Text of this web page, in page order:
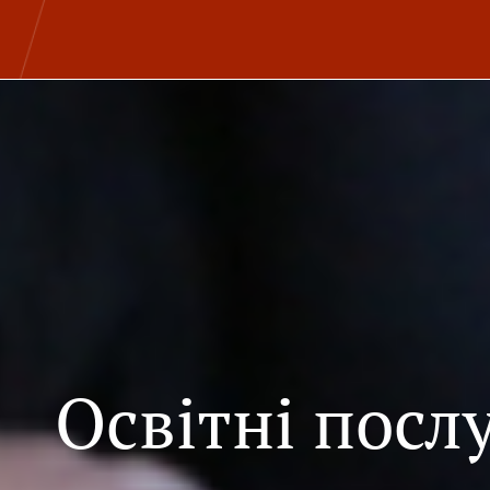
Освітні